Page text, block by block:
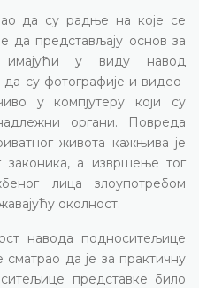
да су радње на које се
да представљају основ за
имајући у виду навод
су фотографије и видео-
у компјутеру који су
органи. Повреда
живота кажњива је
законика, а извршење тог
лица злоупотребом
околност.
навода подноситељице
сматрао да је за практичну
представке било